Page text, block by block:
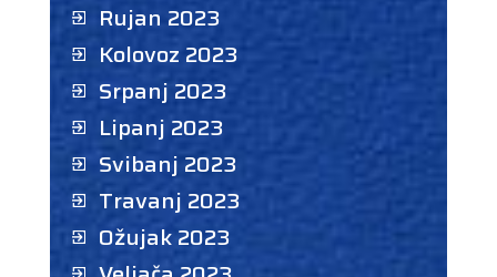
Rujan 2023
Kolovoz 2023
Srpanj 2023
Lipanj 2023
Svibanj 2023
Travanj 2023
Ožujak 2023